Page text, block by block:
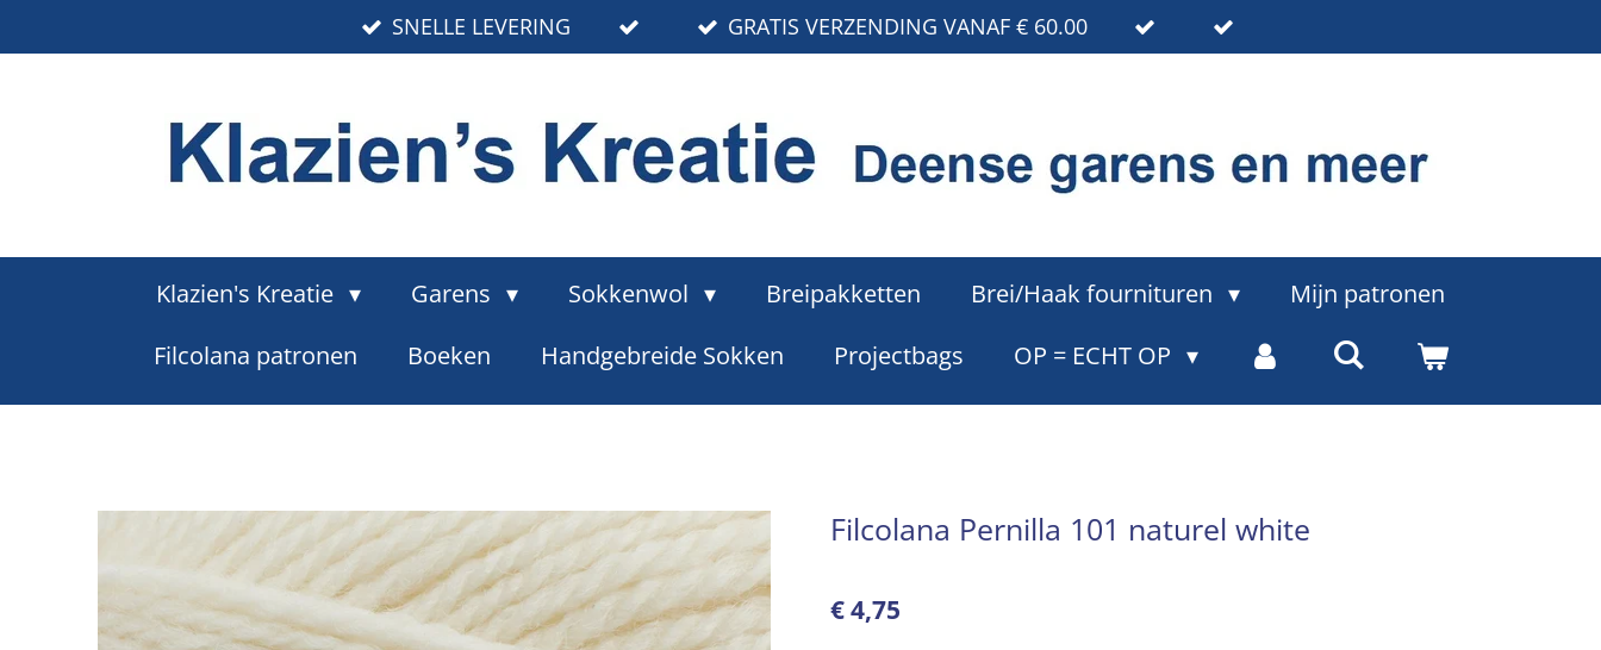
direct
SNELLE LEVERING GRATIS VERZENDING VANAF € 60.00
Klazien's Kreatie Garens Sokkenwol Breipakketten Brei/Haak fournituren
Mijn patronen
Filcolana patronen
Boeken Handgebreide Sokken Projectbags OP = ECHT OP
Filcolana Pernilla 101 naturel white
€ 4,75